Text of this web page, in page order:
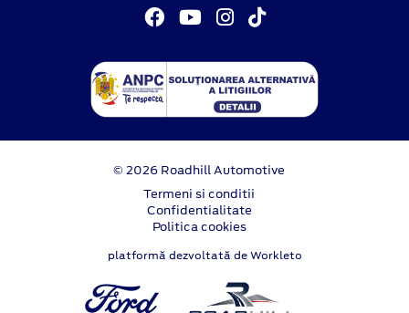
© 2026 Roadhill Automotive
Termeni si conditii
Confidentialitate
Politica cookies
platformă dezvoltată de Workleto